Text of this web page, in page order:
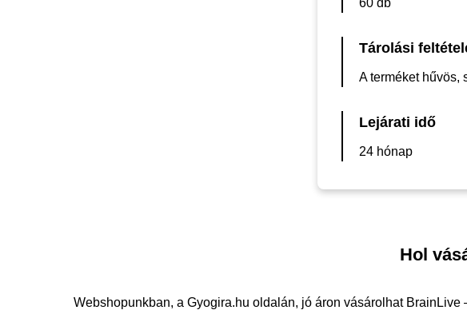
60 db
Tárolási
A terméket hűvös,
Lejárati idő
24 hónap
Hol
Webshopunkban, a Gyogira.hu oldalán, jó áron vásárolhat